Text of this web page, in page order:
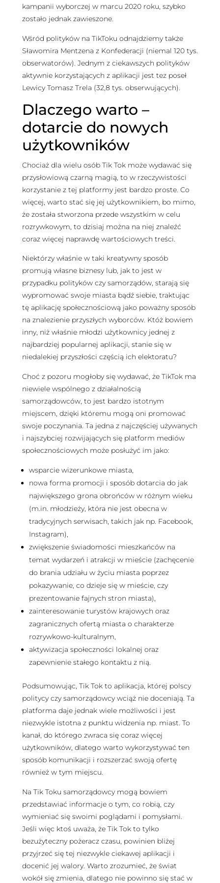
kampanii wyborczej w marcu 2020 roku, szybko
zostało jednak zawieszone.
Wśród polityków na TikToku odnajdziemy także
Sławomira Mentzena z Konfederacji (niemal 120 tys.
obserwatorów). Jednym z ciekawszych polityków
aktywnie korzystających z aplikacji jest tez poseł
Lewicy Tomasz Trela (32,8 tys. obserwujących).
Dlaczego warto –
dotarcie do nowych
użytkowników
Chociaż dla wielu osób Tik Tok może wydawać się
przysłowiową czarną magią, to w rzeczywistości
korzystanie z tej platformy jest bardzo proste. Co
więcej, warto stać się jej użytkownikiem, bo mimo,
że została stworzona przede wszystkim w celu
rozrywkowym, to dzisiaj można na niej znaleźć
coraz więcej naprawdę wartościowych treści.
Niektórzy właśnie w taki kreatywny sposób
promują własne biznesy lub, jak to jest w
przypadku polityków czy samorządów, starają się
wypromować swoje miasta bądź siebie, traktując
tę aplikację społecznościową jako poważny sposób
na znalezienie przyszłych wyborców. Któż bowiem
inny, niż właśnie młodzi użytkownicy jednej z
najbardziej popularnej aplikacji, stanie się w
niedalekiej przyszłości częścią ich elektoratu?
Choć z pozoru mogłoby się wydawać, że TikTok ma
niewiele wspólnego z działalnością
samorządowców, to jest bardzo istotnym
miejscem, dzięki któremu mogą oni promować
swoje poczynania. Ta jedna z najczęściej używanych
i najszybciej rozwijających się platform mediów
społecznościowych może posłużyć im jako:
wsparcie wizerunkowe miasta,
nowa forma promocji i sposób dotarcia do jak
największego grona obrońców w różnym wieku
(m.in. młodzieży, która nie jest obecna w
tradycyjnych serwisach, takich jak np. Facebook,
Instagram),
zwiększenie świadomości mieszkańców na
temat wydarzeń i atrakcji w mieście (zachęcenie
do brania udziału w życiu miasta poprzez
pokazywanie, co dzieje się w mieście, czy
prezentowanie fajnych stron miasta),
zainteresowanie turystów krajowych oraz
zagranicznych ofertą miasta o charakterze
rozrywkowo-kulturalnym,
aktywizacja społeczności lokalnej oraz
zapewnienie stałego kontaktu z nią.
Podsumowując, Tik Tok to aplikacja, której polscy
politycy czy samorządowcy wciąż nie doceniają. Ta
platforma daje jednak wiele możliwości i jest
niezwykle istotna z punktu widzenia np. miast. To
kanał, do którego zwraca się coraz więcej
użytkowników, dlatego warto wykorzystywać ten
sposób komunikacji i rozszerzać swoją ofertę
również w tym miejscu.
Na Tik Toku samorządowcy mogą bowiem
przedstawiać informacje o tym, co robią, czy
wymieniać się swoimi poglądami i pomysłami.
Jeśli więc ktoś uważa, że Tik Tok to tylko
bezużyteczny pożeracz czasu, powinien bliżej
przyjrzeć się tej niezwykle ciekawej aplikacji i
docenić jej walory. Warto zrozumieć, że świat
wokół się zmienia, dlatego nie powinno się stać w